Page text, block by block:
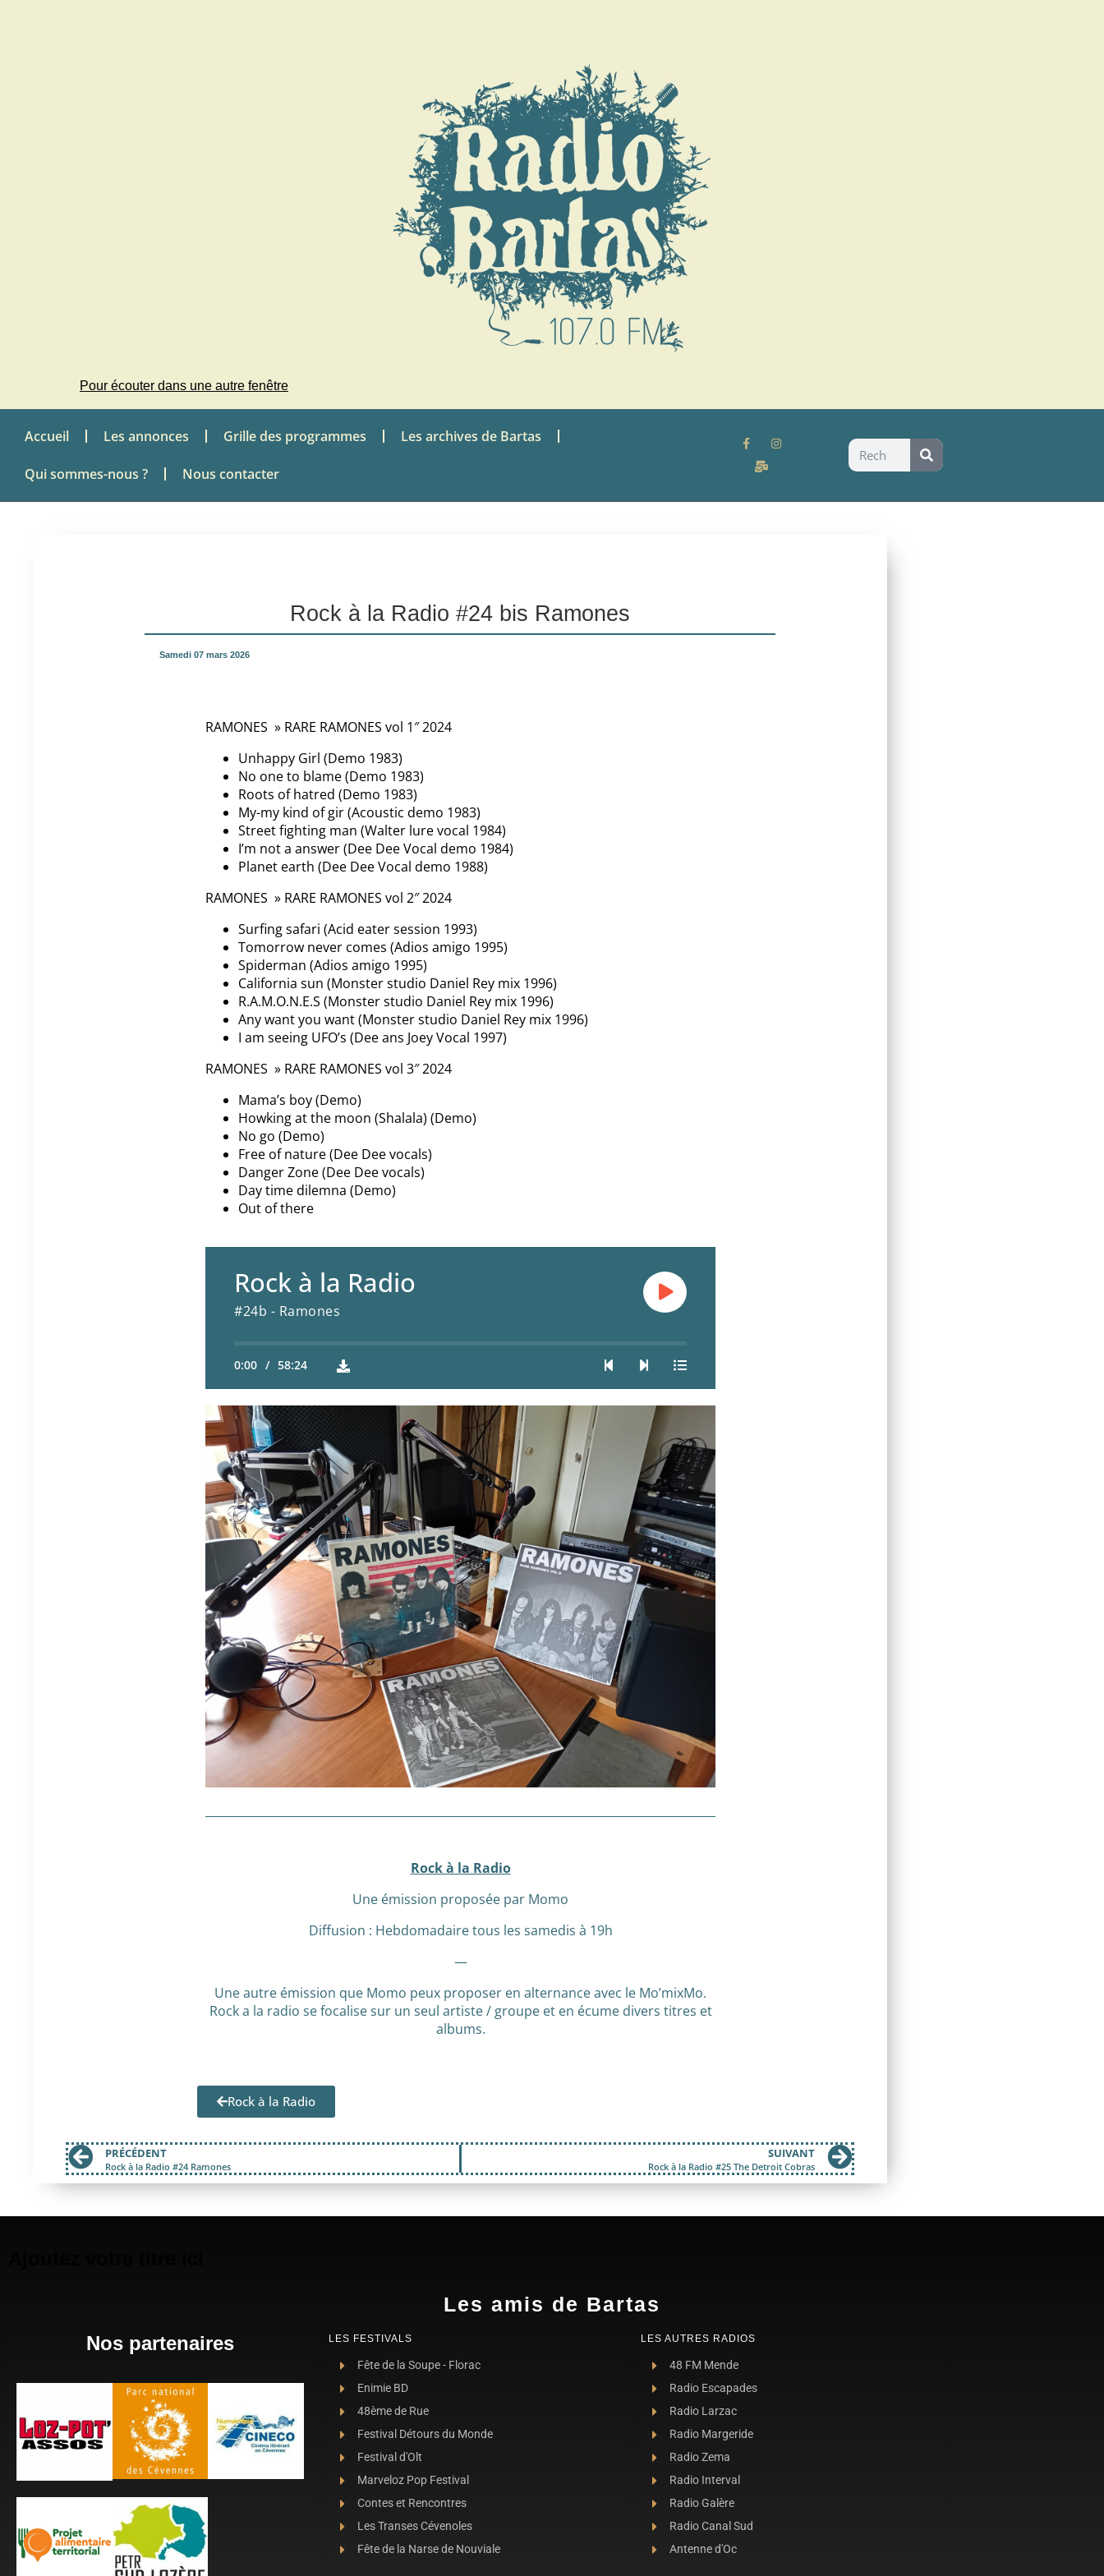
Pour écouter dans une autre fenêtre
Accueil Les annonces Grille des programmes Les archives de Bartas
Qui sommes-nous ? Nous contacter
Rock à la Radio #24 bis Ramones
Samedi 07 mars 2026
RAMONES » RARE RAMONES vol 1″ 2024
Unhappy Girl (Demo 1983)
No one to blame (Demo 1983)
Roots of hatred (Demo 1983)
My-my kind of gir (Acoustic demo 1983)
Street fighting man (Walter lure vocal 1984)
I’m not a answer (Dee Dee Vocal demo 1984)
Planet earth (Dee Dee Vocal demo 1988)
RAMONES » RARE RAMONES vol 2″ 2024
Surfing safari (Acid eater session 1993)
Tomorrow never comes (Adios amigo 1995)
Spiderman (Adios amigo 1995)
California sun (Monster studio Daniel Rey mix 1996)
R.A.M.O.N.E.S (Monster studio Daniel Rey mix 1996)
Any want you want (Monster studio Daniel Rey mix 1996)
I am seeing UFO’s (Dee ans Joey Vocal 1997)
RAMONES » RARE RAMONES vol 3″ 2024
Mama’s boy (Demo)
Howking at the moon (Shalala) (Demo)
No go (Demo)
Free of nature (Dee Dee vocals)
Danger Zone (Dee Dee vocals)
Day time dilemna (Demo)
Out of there
Rock à la Radio
#24b - Ramones
0:00 / 58:24
Rock à la Radio
Une émission proposée par Momo
Diffusion : Hebdomadaire tous les samedis à 19h
—
Une autre émission que Momo peux proposer en alternance avec le Mo’mixMo.
Rock a la radio se focalise sur un seul artiste / groupe et en écume divers titres et
albums.
Rock à la Radio
PRÉCÉDENT
Rock à la Radio #24 Ramones
SUIVANT
Rock à la Radio #25 The Detroit Cobras
Les amis de Bartas
Nos partenaires LES FESTIVALS
Fête de la Soupe - Florac
Enimie BD
48ème de Rue
Festival Détours du Monde
Festival d'Olt
Marveloz Pop Festival
Contes et Rencontres
Les Transes Cévenoles
Fête de la Narse de Nouviale
LES AUTRES RADIOS
48 FM Mende
Radio Escapades
Radio Larzac
Radio Margeride
Radio Zema
Radio Interval
Radio Galère
Radio Canal Sud
Antenne d'Oc